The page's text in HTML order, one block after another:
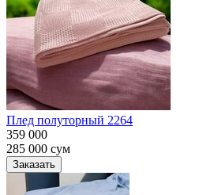
Плед полуторный 2264
359 000
285 000 сум
Заказать